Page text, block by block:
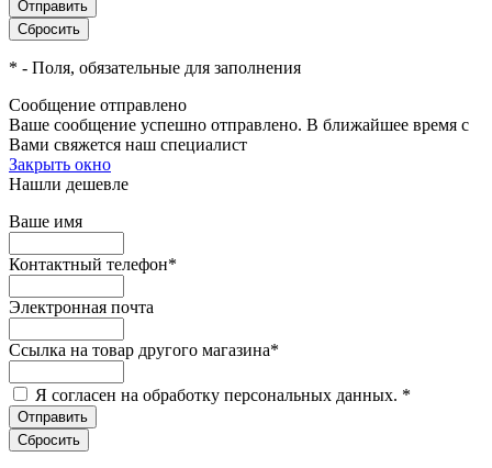
* - Поля, обязательные для заполнения
Сообщение отправлено
Ваше сообщение успешно отправлено. В ближайшее время с
Вами свяжется наш специалист
Закрыть окно
Нашли дешевле
Ваше имя
Контактный телефон*
Электронная почта
Ссылка на товар другого магазина*
Я согласен на обработку персональных данных. *